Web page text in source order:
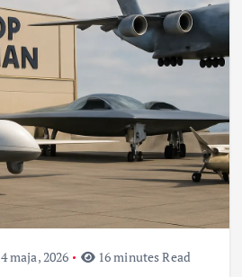
4 maja, 2026 16 minutes Read